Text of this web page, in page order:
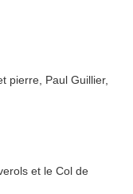
pierre, Paul Guillier,
et le Col de